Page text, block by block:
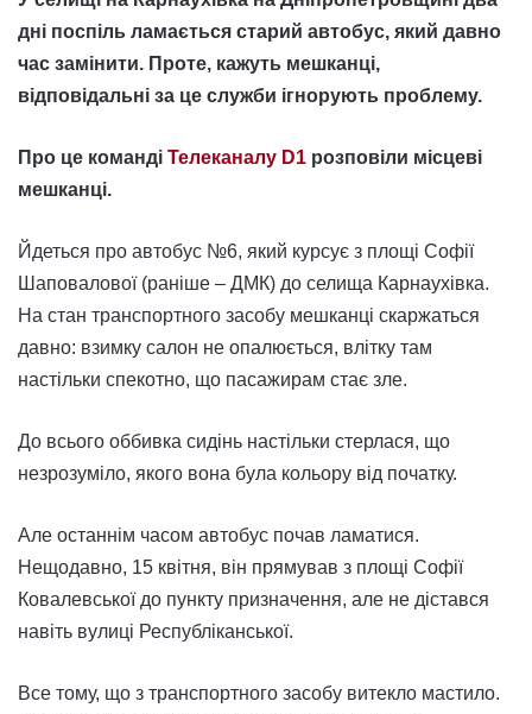
дні поспіль ламається старий автобус, який давно
час замінити. Проте, кажуть мешканці,
відповідальні за це служби ігнорують проблему.
Про це команді Телеканалу D1 розповіли місцеві
мешканці.
Йдеться про автобус №6, який курсує з площі Софії
Шаповалової (раніше – ДМК) до селища Карнаухівка.
На стан транспортного засобу мешканці скаржаться
давно: взимку салон не опалюється, влітку там
настільки спекотно, що пасажирам стає зле.
До всього оббивка сидінь настільки стерлася, що
незрозуміло, якого вона була кольору від початку.
Але останнім часом автобус почав ламатися.
Нещодавно, 15 квітня, він прямував з площі Софії
Ковалевської до пункту призначення, але не дістався
навіть вулиці Республіканської.
Все тому, що з транспортного засобу витекло мастило.